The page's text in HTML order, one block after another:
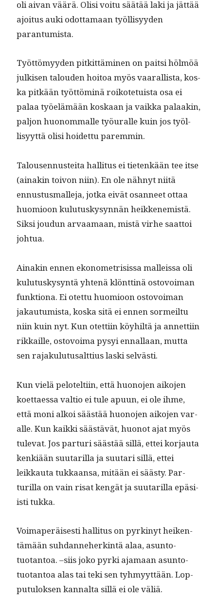
oli aivan väärä. Olisi voitu säätää laki ja jät­tää
ajoi­tus auki odot­ta­maan työl­lisyy­den
parantumista.
Työt­tömyy­den pitkit­tämi­nen on pait­si hölmöä
julkisen talouden hoitoa myös vaar­al­lista, kos­
ka pitkään työt­töminä roikote­tu­ista osa ei
palaa työelämään koskaan ja vaik­ka palaakin,
paljon huonom­malle työu­ralle kuin jos työl­
lisyyt­tä olisi hoidet­tu paremmin.
Talousen­nustei­ta hal­li­tus ei tietenkään tee itse
(ainakin toivon niin). En ole näh­nyt niitä
ennus­tus­mall­e­ja, jot­ka eivät osan­neet ottaa
huomioon kulu­tuskysyn­nän heikken­e­mistä.
Sik­si joudun arvaa­maan, mis­tä virhe saat­toi
johtua.
Ainakin ennen ekonometri­sis­sa malleis­sa oli
kulu­tuskysyn­tä yht­enä klönt­tinä ostovoiman
funk­tiona. Ei otet­tu huomioon ostovoiman
jakau­tu­mista, kos­ka sitä ei ennen sormeil­tu
niin kuin nyt. Kun otet­ti­in köy­hiltä ja annet­ti­in
rikkaille, ostovoima pysyi ennal­laan, mut­ta
sen rajaku­lu­tusalt­tius las­ki selvästi.
Kun vielä pelotelti­in, että huono­jen aiko­jen
koet­taes­sa val­tio ei tule apu­un, ei ole ihme,
että moni alkoi säästää huono­jen aiko­jen var­
alle. Kun kaik­ki säästävät, huonot ajat myös
tule­vat. Jos par­turi säästää sil­lä, ettei kor­jau­ta
kenkiään suu­tar­il­la ja suu­tari sil­lä, ettei
leikkau­ta tukkaansa, mitään ei säästy. Par­
turil­la on vain risat kengät ja suu­tar­il­la epäsi­
isti tukka.
Voimaperäis­es­ti hal­li­tus on pyrkinyt heiken­
tämään suh­dan­neherk­in­tä alaa, asun­to­
tuotan­toa. –siis joko pyr­ki aja­maan asun­to­
tuotan­toa alas tai teki sen tyh­myyt­tään. Lop­
putu­lok­sen kannal­ta sil­lä ei ole väliä.